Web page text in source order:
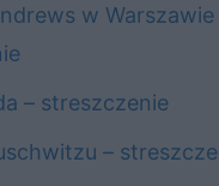
w Warszawie
– streszczenie
–